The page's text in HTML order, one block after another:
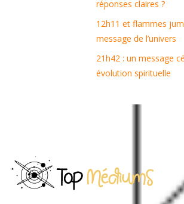
réponses claires ?
12h11 et flammes
message de l’univers
21h42 : un message
évolution spirituelle